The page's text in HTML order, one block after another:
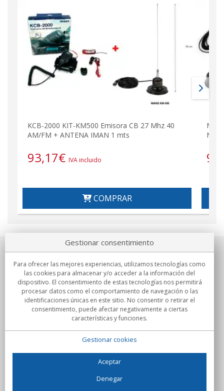
KCB-2000 KIT-KM500 Emisora CB 27 Mhz 40
AM/FM + ANTENA IMAN 1 mts
93,17€ IVA incluido
COMPRAR
Mhz
Sobre nosotros
Compromisos
Compras
Gestionar consentimiento
Para ofrecer las mejores experiencias, utilizamos tecnologías como
las cookies para almacenar y/o acceder a la información del
dispositivo. El consentimiento de estas tecnologías nos permitirá
procesar datos como el comportamiento de navegación o las
identificaciones únicas en este sitio. No consentir o retirar el
consentimiento, puede afectar negativamente a ciertas
características y funciones.
Gestionar cookies
Aceptar
Denegar